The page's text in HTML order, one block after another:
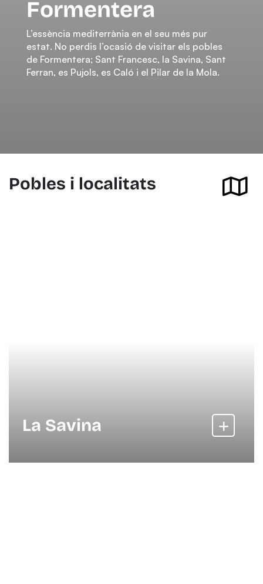
Formentera
L’essència mediterrània en el seu més pur
estat. No perdis l’ocasió de visitar els pobles
de Formentera; Sant Francesc, la Savina, Sant
Ferran, es Pujols, es Caló i el Pilar de la Mola.
Pobles i localitatsVer en el mapa
La Savina